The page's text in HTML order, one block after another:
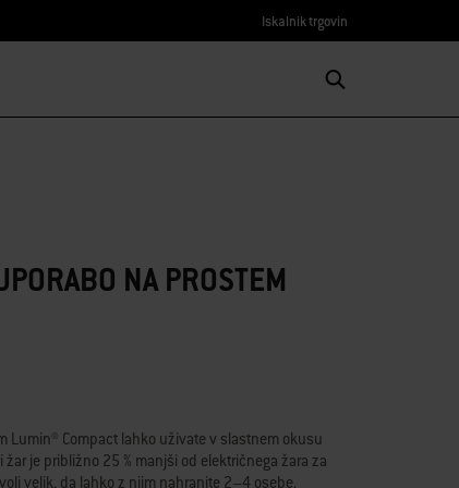
Iskalnik trgovin
NA PROSTEM
Lumin® Compact lahko uživate v slastnem okusu
je približno 25 % manjši od električnega žara za
velik, da lahko z njim nahranite 2–4 osebe.